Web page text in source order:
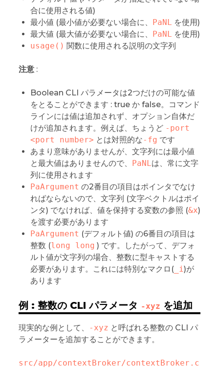
合に使用される値)
最小値 (最小値が必要ない場合に、 PaNL を使用)
最大値 (最大値が必要ない場合に、 PaNL を使用)
usage() 関数に使用される説明の文字列
注意:
Boolean CLI パラメータは2つだけの可能な値
をとることができます : true か false。コマンド
ラインには値は追加されず、オプション自体だ
けが追加されます。例えば、ちょうど -port
<port number> とは対照的な-fg です
あまり意味がありませんが、文字列には最小値
と最大値はありませんので、 PaNLは、常に文字
列に使用されます
PaArgument の2番目の項目はポインタでなけ
ればならないので、文字列 (文字ベクトルはポイ
ンタ) でなければ、値を保持する変数の参照 (&x)
を渡す必要があります
PaArgument (デフォルト値) の6番目の項目は
整数 (long long ) です。したがって、デフォ
ルト値が文字列の場合、整数に型キャストする
必要があります。これには特別なマクロ(_i)が
あります
例 : 整数の CLI パラメータ -xyz を追加
現実的な例として、 -xyz と呼ばれる整数の CLI パ
ラメーターを追加することができます。
src/app/contextBroker/contextBroker.c